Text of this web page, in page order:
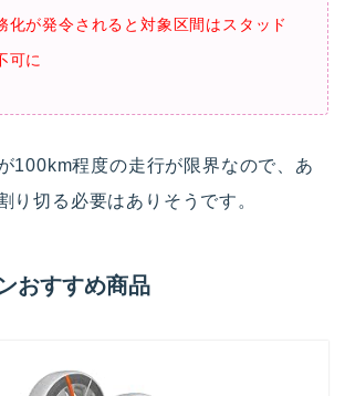
が発令されると対象区間はスタッド
可に
100km程度の走行が限界なので、あ
り切る必要はありそうです。
おすすめ商品